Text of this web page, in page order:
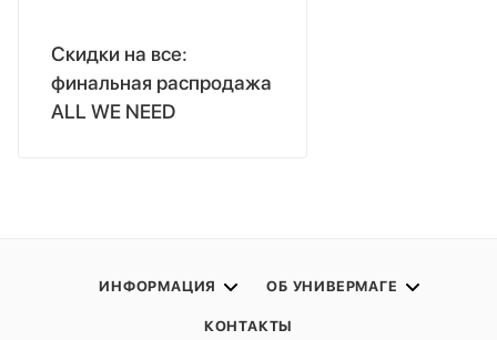
Скидки на все:
финальная распродажа
ALL WE NEED
ИНФОРМАЦИЯ ОБ УНИВЕРМАГЕ
КОНТАКТЫ